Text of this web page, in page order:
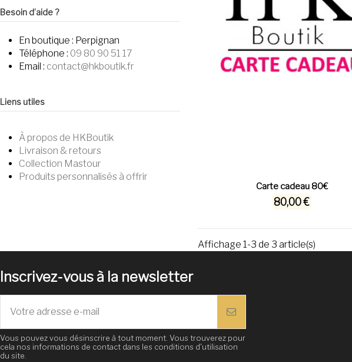
Carte cadeau 80€
80,00 €
Affichage 1-3 de 3 article(s)
Besoin d’aide ?
En boutique : Perpignan
Téléphone : 09 80 90 51 17
Email : contact@hkboutik.fr
Liens utiles
À propos de HKBoutik
Livraison & retours
Collection Mastour
Produits personnalisés à offrir
Inscrivez-vous à la newsletter
Vous pouvez vous désinscrire à tout moment. Vous trouverez pour
cela nos informations de contact dans les conditions d'utilisation
du site.